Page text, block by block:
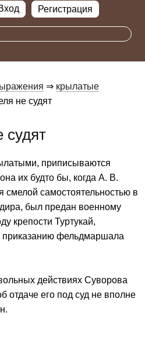
Регистрация
⇒ крылатые
не судят
судят
приписываются
их будто бы, когда А. В.
самостоятельностью в
был предан военному
крепости Туртукай,
приказанию фельдмаршала
действиях Суворова
отдаче его под суд не вполне